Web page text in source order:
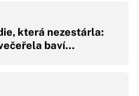
která nezestárla:
baví…